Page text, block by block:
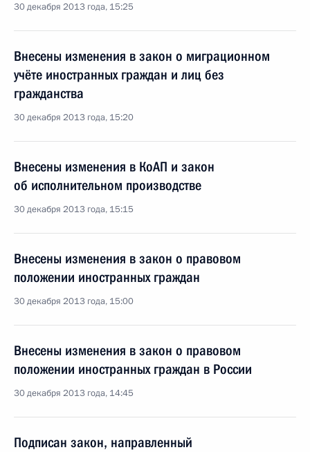
30 декабря 2013 года, 15:25
Внесены изменения в закон о миграционном
учёте иностранных граждан и лиц без
гражданства
30 декабря 2013 года, 15:20
Внесены изменения в КоАП и закон
об исполнительном производстве
30 декабря 2013 года, 15:15
Внесены изменения в закон о правовом
положении иностранных граждан
30 декабря 2013 года, 15:00
Внесены изменения в закон о правовом
положении иностранных граждан в России
30 декабря 2013 года, 14:45
Подписан закон, направленный